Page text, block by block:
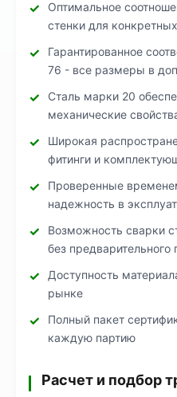
Оптимальное
стенки для
Гарантированное
76 - все размеры в
Сталь марки 20
механические
Широкая
фитинги и
Проверенные
надежность в
Возможность сварки
без предварительного
Доступность
рынке
Полный пакет
каждую партию
Расчет и подбор